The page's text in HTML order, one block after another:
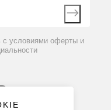
с условиями оферты и